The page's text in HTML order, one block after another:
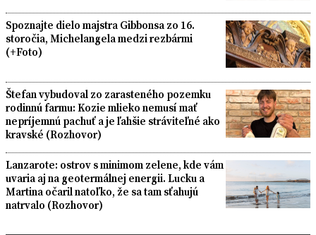
Spoznajte dielo majstra Gibbonsa zo 16.
storočia, Michelangela medzi rezbármi
(+Foto)
Štefan vybudoval zo zarasteného pozemku
rodinnú farmu: Kozie mlieko nemusí mať
nepríjemnú pachuť a je ľahšie stráviteľné ako
kravské (Rozhovor)
Lanzarote: ostrov s minimom zelene, kde vám
uvaria aj na geotermálnej energii. Lucku a
Martina očaril natoľko, že sa tam sťahujú
natrvalo (Rozhovor)